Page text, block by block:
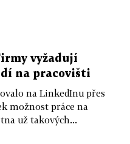
vyžadují
na pracovišti
na LinkedInu přes
možnost práce na
už takových...